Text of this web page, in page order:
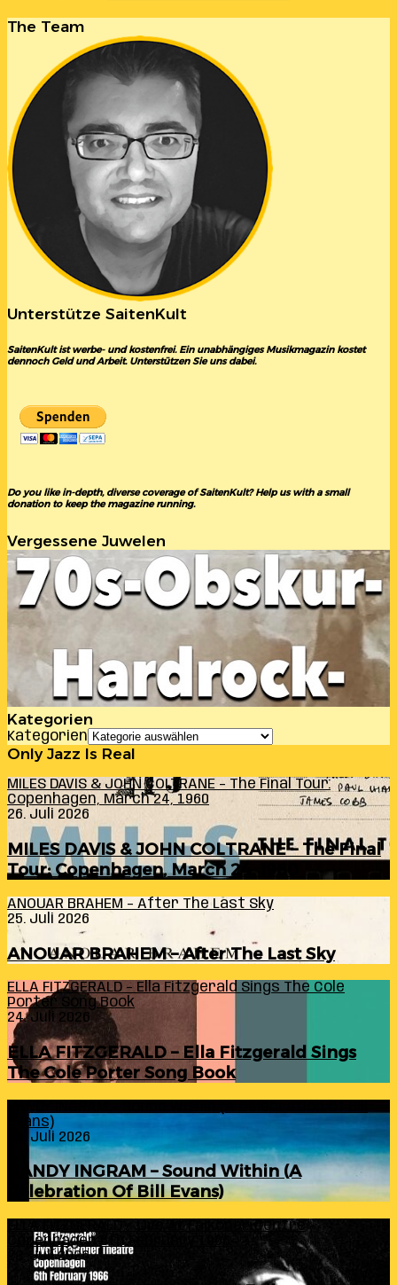
The Team
Unterstütze SaitenKult
SaitenKult ist werbe- und kostenfrei. Ein unabhängiges Musikmagazin kostet
dennoch Geld und Arbeit. Unterstützen Sie uns dabei.
Do you like in-depth, diverse coverage of SaitenKult? Help us with a small
donation to keep the magazine running.
Vergessene Juwelen
Kategorien
Kategorien
Only Jazz Is Real
MILES DAVIS & JOHN COLTRANE – The Final Tour:
Copenhagen, March 24, 1960
26. Juli 2026
MILES DAVIS & JOHN COLTRANE – The Final
Tour: Copenhagen, March 24, 1960
ANOUAR BRAHEM – After The Last Sky
25. Juli 2026
ANOUAR BRAHEM – After The Last Sky
ELLA FITZGERALD – Ella Fitzgerald Sings The Cole
Porter Song Book
24. Juli 2026
ELLA FITZGERALD – Ella Fitzgerald Sings
The Cole Porter Song Book
Evans)
24. Juli 2026
RANDY INGRAM – Sound Within (A
Celebration Of Bill Evans)
ELLA FITZGERALD – Live At Falkoner Centre
Copenhagen 6th February 1966
23. Juli 2026